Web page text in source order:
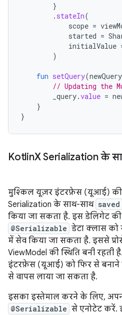
}
. stateIn(
scope =
started =
initialValue
)
fun setQuery(newQuery
// Updating the
_query.value =
}
}
KotlinX Serialization के
मुश्किल यूज़र इंटरफ़ेस (यूआई) की
Serialization के साथ-साथ saved
किया जा सकता है. इस डेलिगेट
@Serializable डेटा क्लास को
में सेव किया जा सकता है. इससे
ViewModel की स्थिति बनी
इंटरफ़ेस (यूआई) को फिर से बनाने
से वापस लाया जा सकता है.
इसका इस्तेमाल करने के लिए,
@Serializable से एनोटेट करें.